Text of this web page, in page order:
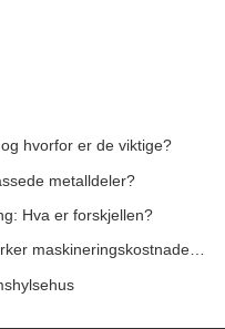
hvorfor er de viktige?
metalldeler?
Hva er forskjellen?
Hvordan maskinbearbeidbarhet påvirker maskineringskostnadene for stål